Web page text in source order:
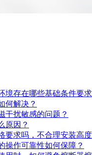
境存在哪些基础条件要求
何解决？
干扰敏感的问题？
原因？
要求吗，不合理安装高
操作可靠性如何保障？